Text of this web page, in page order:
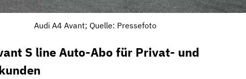
Audi A4 Avant; Quelle: Pressefoto
S line Auto-Abo für Privat- und